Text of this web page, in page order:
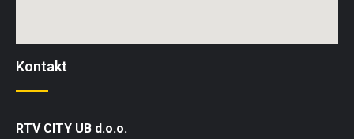
Kontakt
RTV CITY UB d.o.o.